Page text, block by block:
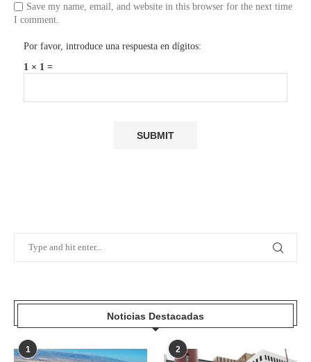
Save my name, email, and website in this browser for the next time
I comment.
Por favor, introduce una respuesta en dígitos:
1 × 1 =
Noticias Destacadas
1 2